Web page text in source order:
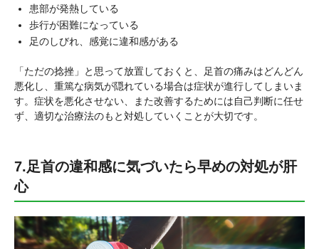
患部が発熱している
歩行が困難になっている
足のしびれ、感覚に違和感がある
「ただの捻挫」と思って放置しておくと、足首の痛みはどんどん
悪化し、重篤な病気が隠れている場合は症状が進行してしまいま
す。症状を悪化させない、また改善するためには自己判断に任せ
ず、適切な治療法のもと対処していくことが大切です。
7.足首の違和感に気づいたら早めの対処が肝
心